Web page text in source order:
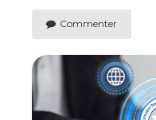
Commenter